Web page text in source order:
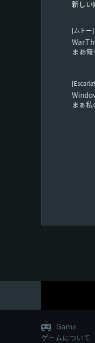
新しい
[ムトー]
まあ
まぁ
Game
ゲームについて